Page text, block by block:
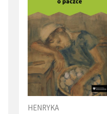
organizowanie
najbardziej znany utwór
tragiczny los dzieci
Przyjaciele proponowali
stronie”, ale podobno
potrzebna dzieciom z
deportacyjnej latem
HENRYKA